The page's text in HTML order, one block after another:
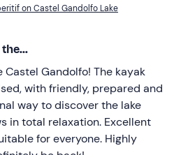
on Castel Gandolfo Lake
Castel Gandolfo! The kayak
with friendly, prepared and
way to discover the lake
in total relaxation. Excellent
for everyone. Highly